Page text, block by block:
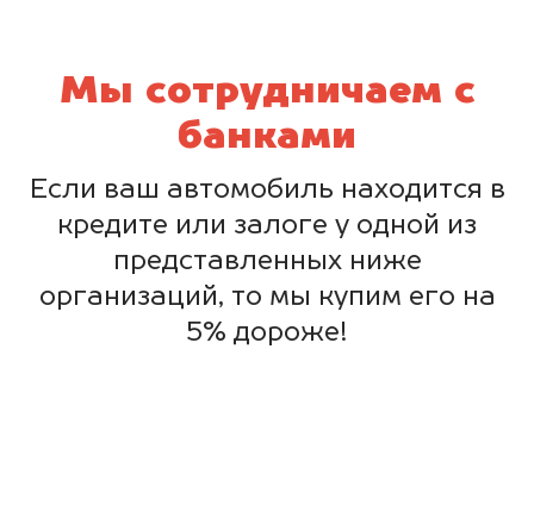
Мы сотрудничаем с
банками
Если ваш автомобиль находится в
кредите или залоге у одной из
представленных ниже
организаций, то мы купим его на
5% дороже!